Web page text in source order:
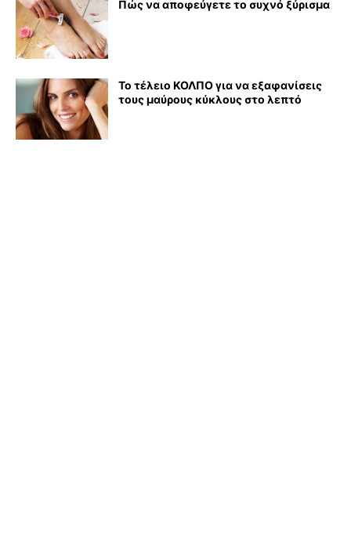
Πώς να αποφεύγετε το συχνό ξύρισμα
Το τέλειο ΚΟΛΠΟ για να εξαφανίσεις
τους μαύρους κύκλους στο λεπτό